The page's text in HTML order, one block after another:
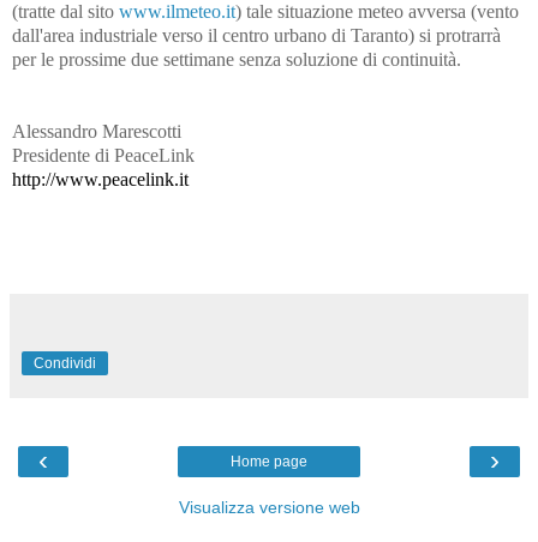
(tratte dal sito www.ilmeteo.it) tale situazione meteo avversa (vento
dall'area industriale verso il centro urbano di Taranto) si protrarrà
per le prossime due settimane senza soluzione di continuità.
Alessandro Marescotti
Presidente di PeaceLink
http://www.peacelink.it
Condividi
‹ ›
Home page
Visualizza versione web